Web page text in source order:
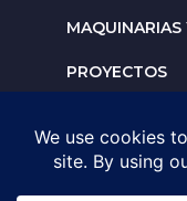
MAQUINARIAS
PROYECTOS